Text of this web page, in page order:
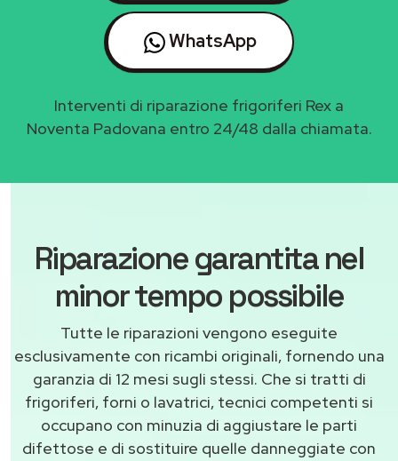
WhatsApp
Interventi di riparazione frigoriferi Rex a
Noventa Padovana entro 24/48 dalla chiamata.
Riparazione garantita nel
minor tempo possibile
Tutte le riparazioni vengono eseguite
esclusivamente con ricambi originali, fornendo una
garanzia di 12 mesi sugli stessi. Che si tratti di
frigoriferi, forni o lavatrici, tecnici competenti si
occupano con minuzia di aggiustare le parti
difettose e di sostituire quelle danneggiate con